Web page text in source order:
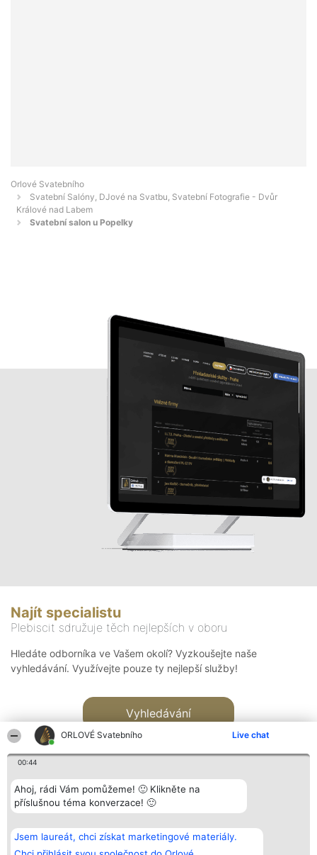
ORLOVÉ Svatebního Live chat
00:44
Ahoj, rádi Vám pomůžeme! 🙂 Klikněte na
příslušnou téma konverzace! 🙂
Jsem laureát, chci získat marketingové materiály.
Orlové Svatebního
Svatební Salóny, DJové na Svatbu, Svatební Fotografie - Dvůr
Králové nad Labem
Svatební salon u Popelky
Najít specialistu
Plebiscit sdružuje těch nejlepších v oboru
Hledáte odborníka ve Vašem okolí? Vyzkoušejte naše
vyhledávání. Využívejte pouze ty nejlepší služby!
Vyhledávání
Bright Side Solutions sp. z o.
o. sp. k.
ul. Ruska 22
Vítězové
Seznam všech
laureátů
Kontakt